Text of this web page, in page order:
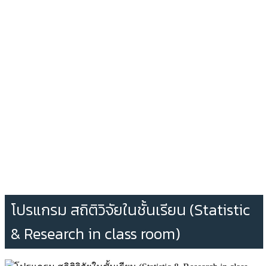
โปรแกรม สถิติวิจัยในชั้นเรียน (Statistic
& Research in class room)